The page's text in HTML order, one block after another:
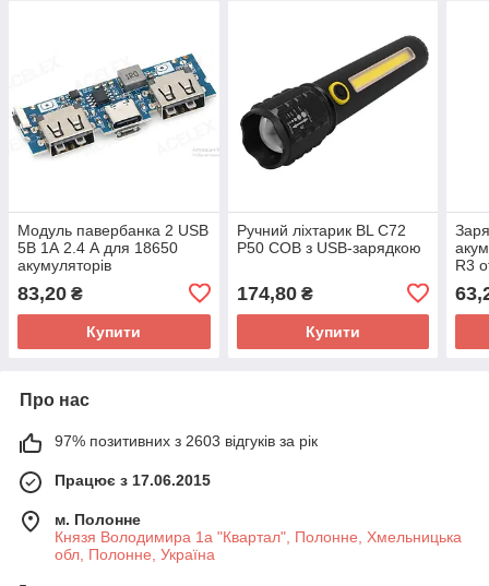
Модуль павербанка 2 USB
5В 1А 2.4 А для 18650
акумуляторів
83,20 ₴
Купити
Ручний ліхтарик BL C72
P50 COB з USB-зарядкою
174,80₴
Купити
R3
Про нас
97% позитивних з 2603 відгуків за рік
Працює з 17.06.2015
м. Полонне
Князя Володимира 1а "Квартал", Полонне, Хмельницька
обл, Полонне, Україна